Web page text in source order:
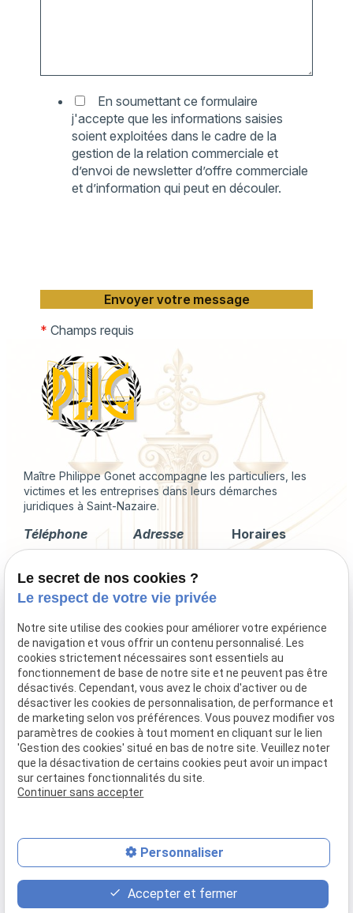
En soumettant ce formulaire
j'accepte que les informations saisies
soient exploitées dans le cadre de la
gestion de la relation commerciale et
d’envoi de newsletter d’offre commerciale
et d’information qui peut en découler.
* Champs requis
Maître Philippe Gonet accompagne les particuliers, les
victimes et les entreprises dans leurs démarches
juridiques à Saint-Nazaire.
Téléphone
Adresse
Corps de
Garde
44600 Saint-
Nazaire
Horaires
Droit immobilier
Droit de la famille
Procédures collectives
Indemnisation du préjudice corporel
Mentions légales
place event phone
Le secret de nos cookies ?
Le respect de votre vie privée
Notre site utilise des cookies pour améliorer votre expérience
de navigation et vous offrir un contenu personnalisé. Les
cookies strictement nécessaires sont essentiels au
fonctionnement de base de notre site et ne peuvent pas être
désactivés. Cependant, vous avez le choix d'activer ou de
désactiver les cookies de personnalisation, de performance et
de marketing selon vos préférences. Vous pouvez modifier vos
paramètres de cookies à tout moment en cliquant sur le lien
'Gestion des cookies' situé en bas de notre site. Veuillez noter
que la désactivation de certains cookies peut avoir un impact
sur certaines fonctionnalités du site.
Continuer sans accepter
Personnaliser
Accepter et fermer